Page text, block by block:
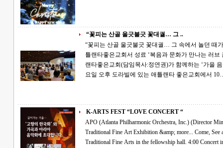
“꽃피는 산골 울긋불긋 꽃대궐… 그 ..
“꽃피는 산골 울긋불긋 꽃대궐… 그 속에서 놀던 때가 그립습니다” APO문
틀랜타좋은교회서 성료 ‘복음과 문화가 만나는 러브 콘서트’. APO문화재단(단장:박민)과 애틀
랜타좋은교회(담임목사:정연권)가 함께하는 ‘가을
요일 오후 도라빌에 있는 애틀랜타 좋은교회에서
K-ARTS FEST “LOVE CONCERT “
APO (Atlanta Philharmonic Orchestra, Inc.) (Director Min Pak) presents: K-
Traditional Fine Art Exhibition &amp; more... Come, See and Enjoy~ 3:30 Door open for Korean
Traditional Fine Arts in the fellowship hall. 4:00 Concert in the main sanctuary with GaYaGum, Korean